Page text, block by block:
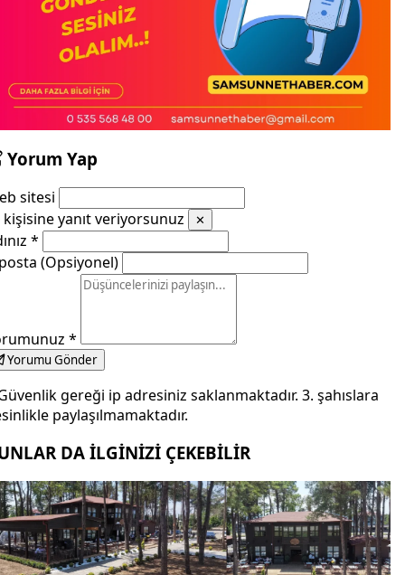
Yorum Yap
sitesi
kişisine yanıt veriyorsunuz
✕
*
(Opsiyonel)
*
Yorumu Gönder
gereği ip adresiniz saklanmaktadır. 3. şahıslara
paylaşılmamaktadır.
DA İLGİNİZİ ÇEKEBİLİR